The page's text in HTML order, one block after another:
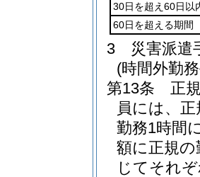
30日を超え60日以
60日を超える期間
3
災害派遣
(時間外勤
第13条
正
員には、
勤務1時間
額に正規
じてそれ